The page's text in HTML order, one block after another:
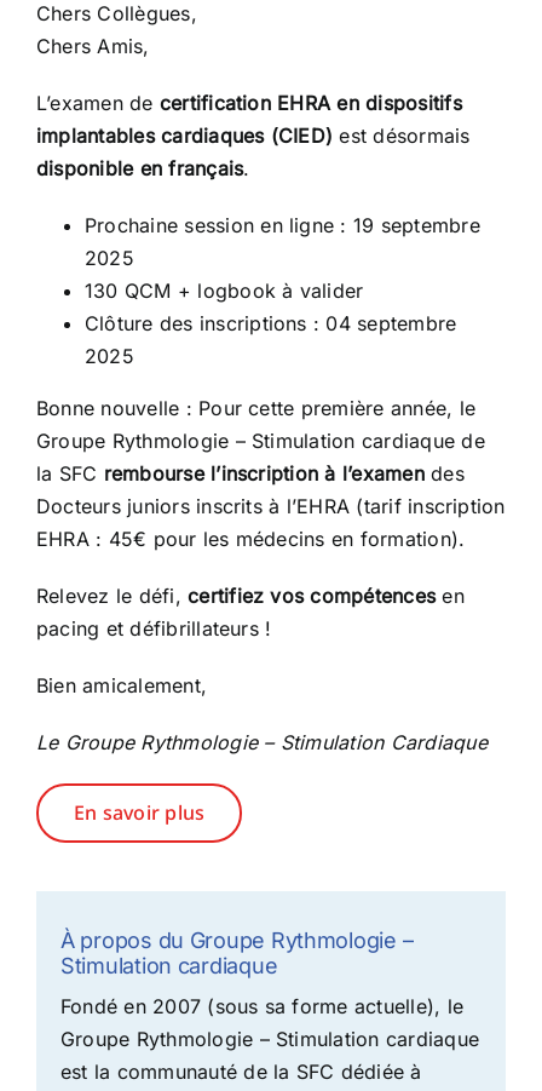
RECHERCHE
PRIX ET BOURSES
FORMATION
Chers Collègues,
Chers Amis,
L’examen de certification EHRA en dispositifs
implantables cardiaques (CIED) est désormais
disponible en français.
Prochaine session en ligne : 19 septembre
2025
130 QCM + logbook à valider
Clôture des inscriptions : 04 septembre
2025
Bonne nouvelle : Pour cette première année, le
Groupe Rythmologie – Stimulation cardiaque de
la SFC rembourse l’inscription à l’examendes
Docteurs juniors inscrits à l’EHRA (tarif inscription
EHRA : 45€ pour les médecins en formation).
Relevez le défi,certifiez vos compétencesen
pacing et défibrillateurs !
Bien amicalement,
Le Groupe Rythmologie – Stimulation Cardiaque
En savoir plus
À propos du Groupe Rythmologie –
Stimulation cardiaque
Fondé en 2007 (sous sa forme actuelle), le
Groupe Rythmologie – Stimulation cardiaque
est la communauté de la SFC dédiée à